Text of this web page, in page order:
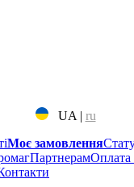
UA | ru
Моє замовлення
ПартнерамОплата